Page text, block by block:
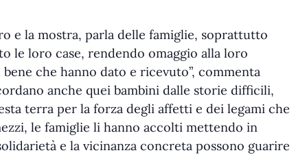
e la mostra, parla delle famiglie, soprattutto
le loro case, rendendo omaggio alla loro
che hanno dato e ricevuto”, commenta
anche quei bambini dalle storie difficili,
terra per la forza degli affetti e dei legami che
le famiglie li hanno accolti mettendo in
e la vicinanza concreta possono guarire